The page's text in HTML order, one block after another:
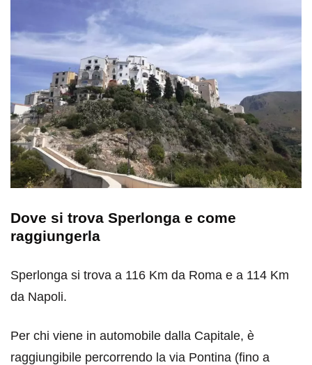
Dove si trova Sperlonga e come
raggiungerla
Sperlonga si trova a 116 Km da Roma e a 114 Km
da Napoli.
Per chi viene in automobile dalla Capitale, è
raggiungibile percorrendo la via Pontina (fino a